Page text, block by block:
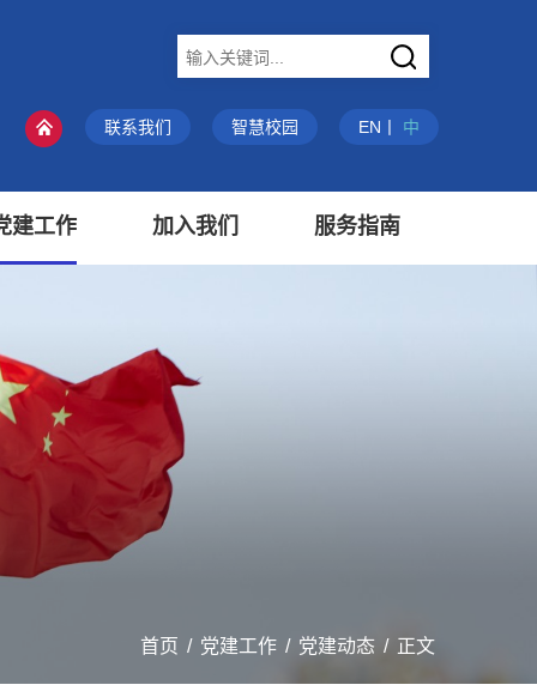
联系我们 智慧校园 EN 中
建工作 加入我们 服务指南
首页 / 党建工作 / 党建动态 / 正文